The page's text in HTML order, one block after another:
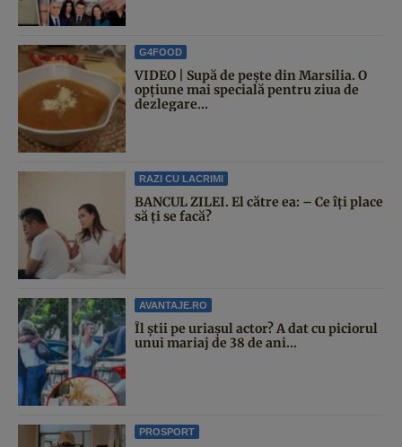
G4FOOD
VIDEO | Supă de pește din Marsilia. O
opțiune mai specială pentru ziua de
dezlegare...
RAZI CU LACRIMI
BANCUL ZILEI. El către ea: – Ce îți place
să ți se facă?
AVANTAJE.RO
Îl știi pe uriașul actor? A dat cu piciorul
unui mariaj de 38 de ani...
PROSPORT